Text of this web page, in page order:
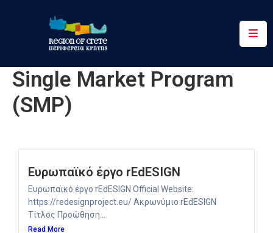
Περιφέρεια
Ενημέρωση
Έργα
Ψηφιακές
Υπηρεσίες
Επικοινωνία
Single Market Program
(SMP)
Ευρωπαϊκό έργο rEdESIGN
Ευρωπαϊκό έργο rEdESIGN Official Website:
https://redesignproject.eu/ Ακρωνύμιο rEdESIGN
Τίτλος Προώθηση...
Read More